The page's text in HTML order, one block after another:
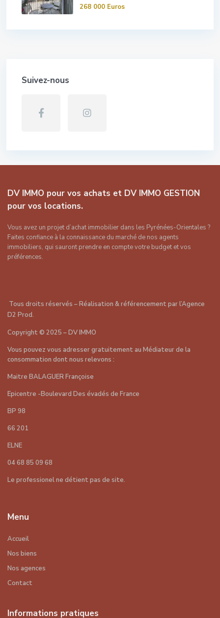
268 000 Euros
Suivez-nous
DV IMMO pour vos achats et DV IMMO GESTION
pour vos locations.
Vous avez un projet d’achat immobilier dans les Pyrénées-Orientales ?
Faites confiance à la connaissance du marché de nos agents
immobiliers, qui sauront prendre en compte votre budget et vos
préférences.
Tous droits réservés – Réalisation & référencement parl’Agence
D2 Prod.
Copyright© 2025 – DV IMMO
Vous pouvez vous adresser gratuitement au Médiateur de la
consommation dont nous relevons :
Maitre BALAGUER Françoise
Epicentre -Boulevard Des évadés de France
BP 98
66 201
ELNE
04 68 85 09 68
Le professionel ne détient pas de site.
Menu
Accueil
Nos biens
Nos agences
Contact
Informations pratiques